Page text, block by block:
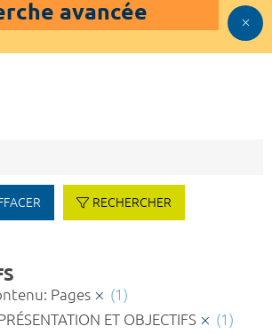
avancée
RECHERCHER
Pages
(1)
ET OBJECTIFS
(1)